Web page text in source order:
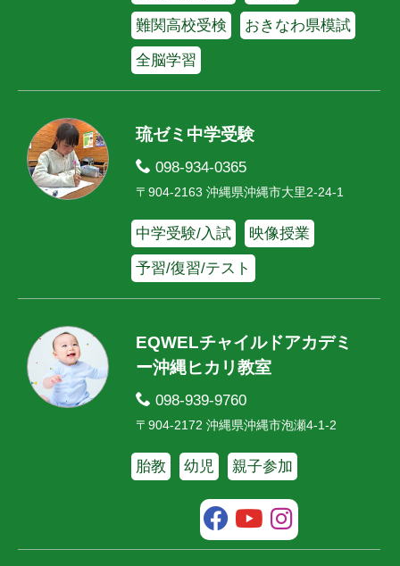
難関高校受検 おきなわ県模試
全脳学習
琉ゼミ中学受験
098-934-0365
〒904-2163 沖縄県沖縄市大里2-24-1
中学受験/入試 映像授業
予習/復習/テスト
EQWELチャイルドアカデミ
ー沖縄ヒカリ教室
098-939-9760
〒904-2172 沖縄県沖縄市泡瀬4-1-2
胎教 幼児 親子参加